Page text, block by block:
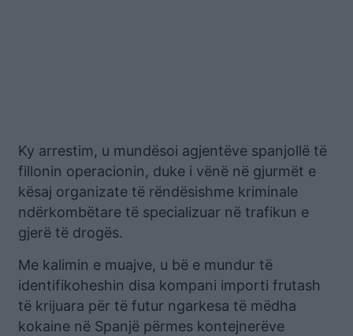
Ky arrestim, u mundësoi agjentëve spanjollë të
fillonin operacionin, duke i vënë në gjurmët e
kësaj organizate të rëndësishme kriminale
ndërkombëtare të specializuar në trafikun e
gjerë të drogës.
Me kalimin e muajve, u bë e mundur të
identifikoheshin disa kompani importi frutash
të krijuara për të futur ngarkesa të mëdha
kokaine në Spanjë përmes kontejnerëve